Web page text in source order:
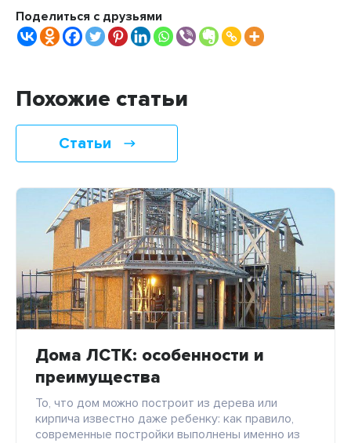
Поделиться с друзьями
Похожие статьи
Статьи
Дома ЛСТК: особенности и
преимущества
То, что дом можно построит из дерева или
кирпича известно даже ребенку: как правило,
современные постройки выполнены именно из